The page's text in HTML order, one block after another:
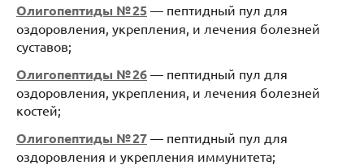
Олигопептиды № 25 — пептидный пул для
оздоровления, укрепления, и лечения болезней
суставов;
Олигопептиды № 26 — пептидный пул для
оздоровления, укрепления, и лечения болезней
костей;
Олигопептиды № 27 — пептидный пул для
оздоровления и укрепления иммунитета;